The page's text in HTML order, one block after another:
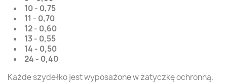
10 - 0,75
11 - 0,70
12 - 0,60
13 - 0,55
14 - 0,50
24 - 0,40
Każde szydełko jest wyposażone w zatyczkę ochronną.